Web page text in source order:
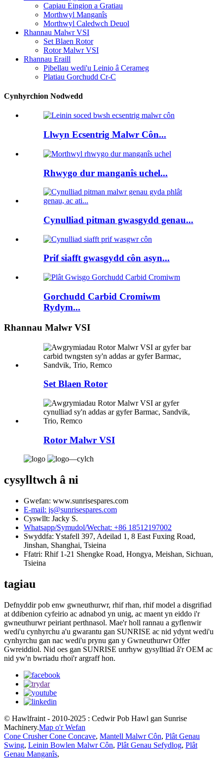
Capiau Eingion a Gratiau
Morthwyl Manganîs
Morthwyl Caledwch Deuol
Rhannau Malwr VSI
Set Blaen Rotor
Rotor Malwr VSI
Rhannau Eraill
Pibellau wedi'u Leinio â Cerameg
Platiau Gorchudd Cr-C
Cynhyrchion Nodwedd
Llwyn Ecsentrig Malwr Côn...
Rhwygo dur manganîs uchel...
Cynulliad pitman gwasgydd genau...
Prif siafft gwasgydd côn asyn...
Gorchudd Carbid Cromiwm
Rydym...
Rhannau Malwr VSI
Set Blaen Rotor
Rotor Malwr VSI
cysylltwch â ni
Gwefan: www.sunrisespares.com
E-mail: js@sunrisespares.com
Cyswllt: Jacky S.
Whatsapp/Symudol/Wechat: +86 18512197002
Swyddfa: Ystafell 397, Adeilad 1, 8 East Fuxing Road,
Jinshan, Shanghai, Tsieina
Ffatri: Rhif 1-21 Shengke Road, Hongya, Meishan, Sichuan,
Tsieina
tagiau
Defnyddir pob enw gwneuthurwr, rhif rhan, rhif model a disgrifiad
at ddibenion cyfeirio ac adnabod yn unig, ac maent yn eiddo i'r
gwneuthurwr peiriant perthnasol. Mae'r holl rannau a gyflenwir
wedi'u cynhyrchu a'u gwarantu gan SUNRISE ac nid ydynt wedi'u
cynhyrchu gan nac wedi'u prynu gan y Gwneuthurwr Offer
Gwreiddiol. Nid oes gan SUNRISE unrhyw gysylltiad â'r OEM ac
nid yw'n bwriadu rhoi'r argraff hon.
© Hawlfraint - 2010-2025 : Cedwir Pob Hawl gan Sunrise
Machinery.Map o'r Wefan
Cone Crusher Cone Concave, Mantell Malwr Côn, Plât Genau
Swing, Leinin Bowlen Malwr Côn, Plât Genau Sefydlog, Plât
Genau Manganîs,